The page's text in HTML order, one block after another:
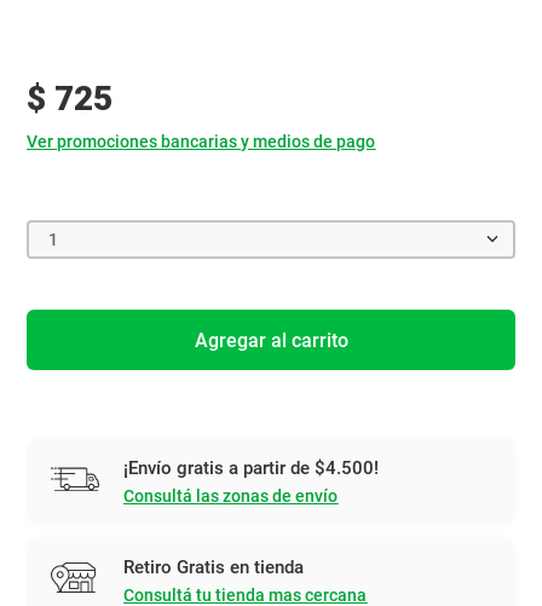
$ 725
Ver promociones bancarias y medios de pago
1
Agregar al carrito
¡Envío gratis a partir de $4.500!
Consultá las zonas de envío
Retiro Gratis en tienda
Consultá tu tienda mas cercana